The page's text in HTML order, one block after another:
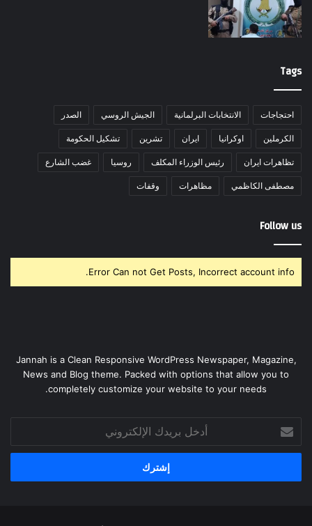
Tags
احتجاجات الانتخابات البرلمانية الجيش الروسي الصدر
الكرملين اوكرانيا ايران تشرين تشكيل الحكومة
تظاهرات ايران رئيس الوزراء المكلف روسيا غضب الشارع
مصطفى الكاظمي مظاهرات وقفات
Follow us
Error Can not Get Posts, Incorrect account info.
Jannah is a Clean Responsive WordPress Newspaper, Magazine,
News and Blog theme. Packed with options that allow you to
completely customize your website to your needs.
بريدك
الإلكتروني